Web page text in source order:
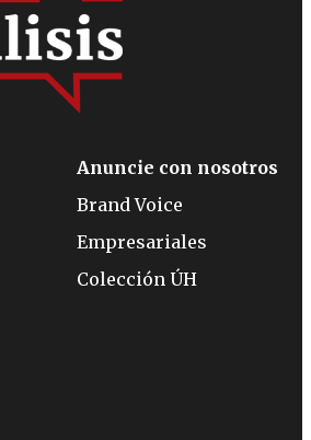
Anuncie con nosotros
Brand Voice
Empresariales
Colección ÚH